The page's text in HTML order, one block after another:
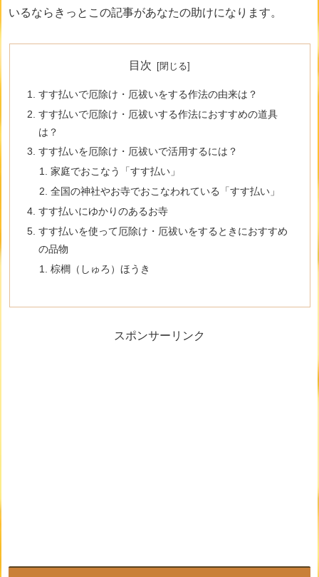
いるならきっとこの記事があなたの助けになります。
目次
すす払いで厄除け・厄祓いをする作法の由来は？
すす払いで厄除け・厄祓いする作法におすすめの道具
は？
すす払いを厄除け・厄祓いで活用するには？
家庭でおこなう「すす払い」
全国の神社やお寺でおこなわれている「すす払い」
すす払いにゆかりのあるお寺
すす払いを使って厄除け・厄祓いをするときにおすすめ
の品物
棕櫚（しゅろ）ほうき
スポンサーリンク